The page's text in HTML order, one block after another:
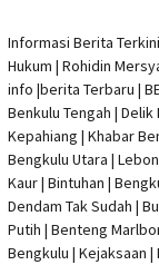
Informasi Berita Terkini
Hukum | Rohidin
info |berita Terbaru |
Benkulu Tengah | Delik
Kepahiang | Khabar
Bengkulu Utara |
Kaur | Bintuhan |
Dendam Tak Sudah |
Putih | Benteng
Bengkulu | Kejaksaan